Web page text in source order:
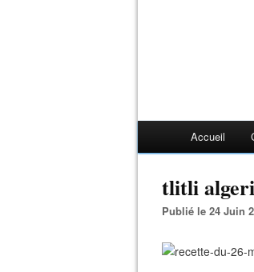
Accueil
tlitli
Publié le 24 Juin